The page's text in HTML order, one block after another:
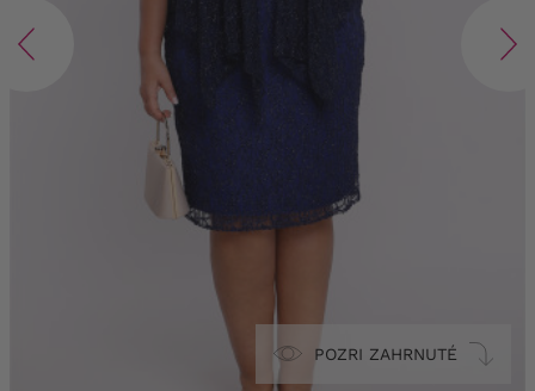
POZRI ZAHRNUTÉ